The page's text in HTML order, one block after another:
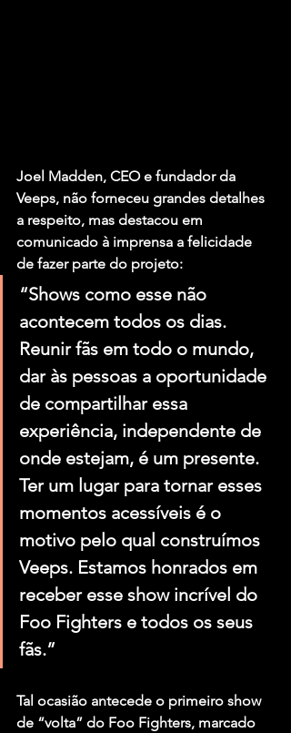
Joel Madden, CEO e fundador da
Veeps, não forneceu grandes detalhes
a respeito, mas destacou em
comunicado à imprensa a felicidade
de fazer parte do projeto:
“Shows como esse não
acontecem todos os dias.
Reunir fãs em todo o mundo,
dar às pessoas a oportunidade
de compartilhar essa
experiência, independente de
onde estejam, é um presente.
Ter um lugar para tornar esses
momentos acessíveis é o
motivo pelo qual construímos
Veeps. Estamos honrados em
receber esse show incrível do
Foo Fighters e todos os seus
fãs.”
Tal ocasião antecede o primeiro show
de “volta” do Foo Fighters, marcado